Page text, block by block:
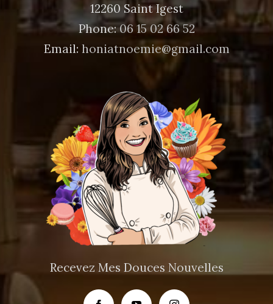
12260 Saint Igest
Phone: 06 15 02 66 52
Email: honiatnoemie@gmail.com
Recevez Mes Douces Nouvelles